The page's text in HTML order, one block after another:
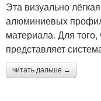
Эта визуально
алюминиевых
материала. Для того,
представляет
читать дальше →